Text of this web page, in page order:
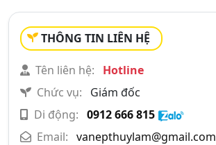
THÔNG TIN LIÊN HỆ
Tên liên hệ:
Hotline
Chức vụ:
Giám đốc
Di động: 0912 666 815
Email: vanepthuylam@gmail.com